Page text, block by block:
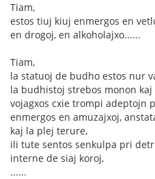
Tiam,
estos tiuj kiuj enmergos en
en drogoj, en alkoholajxo......
Tiam,
la statuoj de budho estos nur
la budhistoj strebos monon
vojagxos cxie trompi adeptojn
enmergos en amuzajxoj,
kaj la plej terure,
ili tute sentos senkulpa pri
interne de siaj koroj,
......